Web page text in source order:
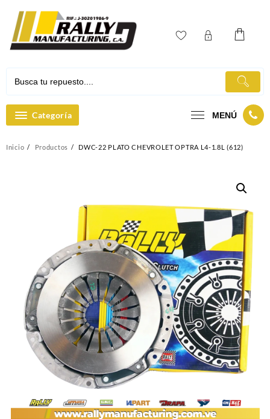
contenido
Categoría MENÚ
Inicio Productos DWC-22 PLATO CHEVROLET OPTRA L4-1.8L (612)